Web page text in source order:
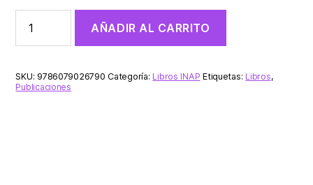
AÑADIR AL CARRITO
SKU: 9786079026790 Categoría: Libros INAP Etiquetas: Libros,
Publicaciones